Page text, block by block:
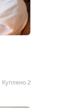
Куплено 2